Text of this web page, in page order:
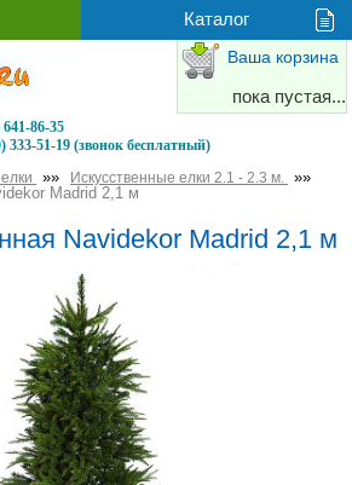
86-35
333-51-19 (звонок бесплатный)
Ваша корзина
пока пустая...
»» Искусственные елки 2.1 - 2.3 м. »»
Madrid 2,1 м
Navidekor Madrid 2,1 м